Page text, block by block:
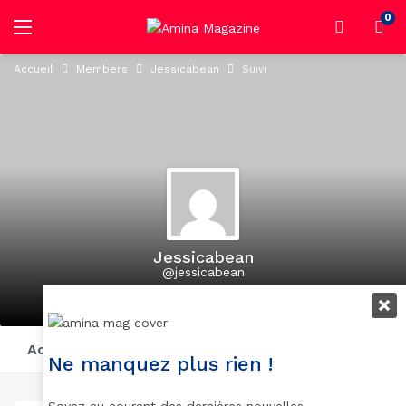
0
Accueil Members Jessicabean Suivi
Jessicabean
@jessicabean
Activity
Ne manquez plus rien !